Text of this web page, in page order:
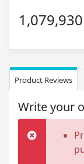
Product Reviews
Write your